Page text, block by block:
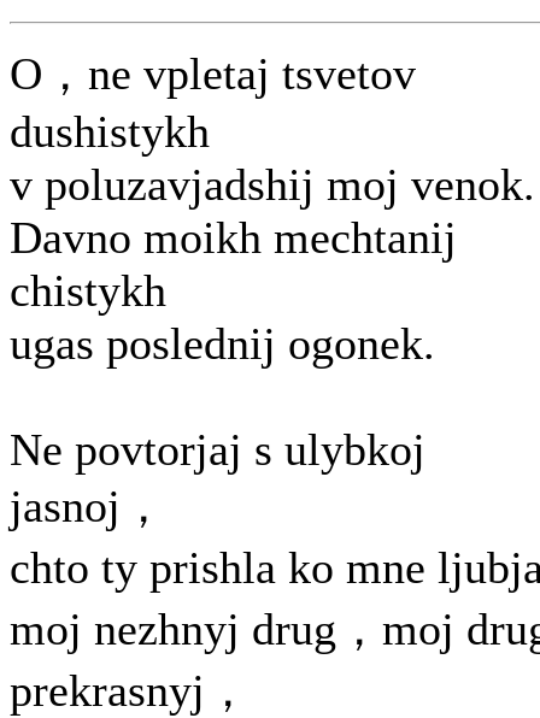
O，ne vpletaj tsvetov
dushistykh
v poluzavjadshij moj venok.
Davno moikh mechtanij
chistykh
ugas poslednij ogonek.
Ne povtorjaj s ulybkoj
jasnoj，
chto ty prishla ko mne
moj nezhnyj drug，moj
prekrasnyj，